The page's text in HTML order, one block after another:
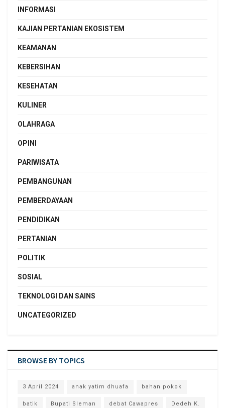
INFORMASI
KAJIAN PERTANIAN EKOSISTEM
KEAMANAN
KEBERSIHAN
KESEHATAN
KULINER
OLAHRAGA
OPINI
PARIWISATA
PEMBANGUNAN
PEMBERDAYAAN
PENDIDIKAN
PERTANIAN
POLITIK
SOSIAL
TEKNOLOGI DAN SAINS
UNCATEGORIZED
BROWSE BY TOPICS
3 April 2024 anak yatim dhuafa bahan pokok
batik Bupati Sleman debat Cawapres Dedeh K.